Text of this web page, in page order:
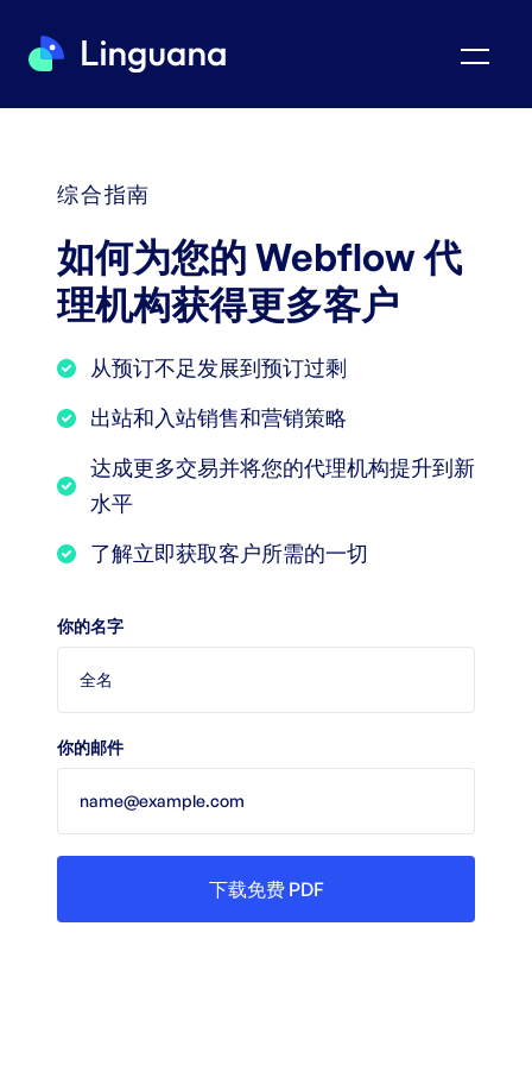
综合指南
如何为您的 Webflow 代
理机构获得更多客户
从预订不足发展到预订过剩
出站和入站销售和营销策略
达成更多交易并将您的代理机构提升到新
水平
了解立即获取客户所需的一切
你的名字
你的邮件